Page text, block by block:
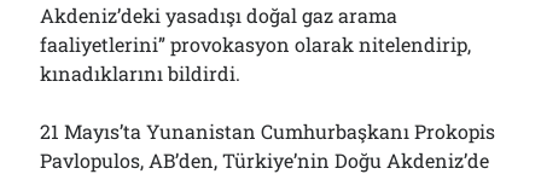
Akdeniz’deki yasadışı doğal gaz arama
faaliyetlerini” provokasyon olarak nitelendirip,
kınadıklarını bildirdi.
21 Mayıs’ta Yunanistan Cumhurbaşkanı Prokopis
Pavlopulos, AB’den, Türkiye’nin Doğu Akdeniz’de